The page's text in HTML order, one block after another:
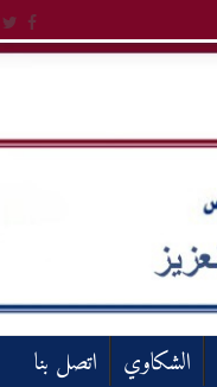
الشكاوي اتصل بنا